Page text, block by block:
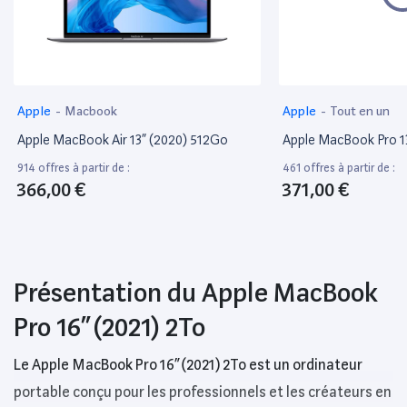
Apple - Macbook
Apple MacBook Air 13” (2020) 512Go
914 offres à partir de :
366,00 €
Apple - Tout en un
Apple MacBook Pro
461 offres à partir de :
371,00 €
Présentation du Apple MacBook
Pro 16” (2021) 2To
Le Apple MacBook Pro 16” (2021) 2To est un ordinateur
portable conçu pour les professionnels et les créateurs en